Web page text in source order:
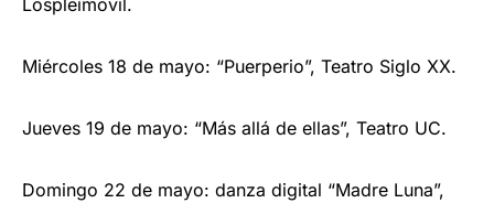
Lospleimovil.
Miércoles 18 de mayo: “Puerperio”, Teatro Siglo XX.
Jueves 19 de mayo: “Más allá de ellas”, Teatro UC.
Domingo 22 de mayo: danza digital “Madre Luna”,